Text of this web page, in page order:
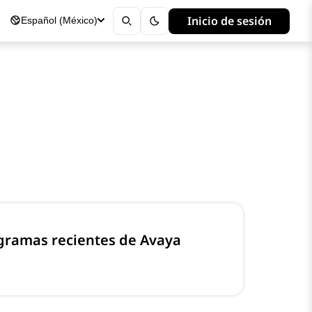
Español (México) Inicio de sesión
recientes de Avaya